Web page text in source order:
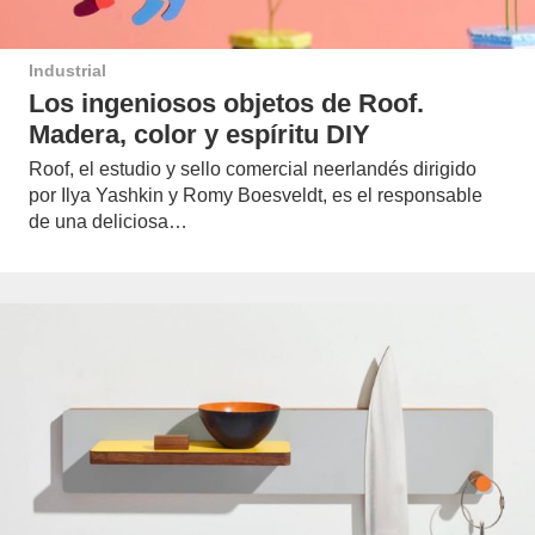
Industrial
Los ingeniosos objetos de Roof.
Madera, color y espíritu DIY
Roof, el estudio y sello comercial neerlandés dirigido
por Ilya Yashkin y Romy Boesveldt, es el responsable
de una deliciosa…